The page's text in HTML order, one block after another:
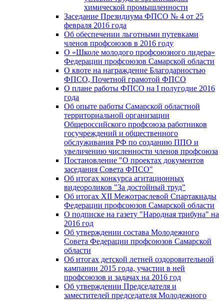
химической промышленности
Заседание Президиума ФПСО № 4 от 25
февраля 2016 года
Об обеспечении льготными путевками
членов профсоюзов в 2016 году
О «Школе молодого профсоюзного лидера»
Федерации профсоюзов Самарской области
О квоте на награждение Благодарностью
ФПСО, Почетной грамотой ФПСО
О плане работы ФПСО на I полугодие 2016
года
Об опыте работы Самарской областной
территориальной организации
Общероссийского профсоюза работников
госучреждений и общественного
обслуживания РФ по созданию ППО и
увеличению численности членов профсоюза
Постановление "О проектах документов
заседания Совета ФПСО"
Об итогах конкурса агитационных
видеороликов "За достойный труд"
Об итогах XII Межотраслевой Спартакиады
Федерации профсоюзов Самарской области
О подписке на газету "Народная трибуна" на
2016 год
Об утверждении состава Молодежного
Совета Федерации профсоюзов Самарской
области
Об итогах детской летней оздоровительной
кампании 2015 года, участии в ней
профсоюзов и задачах на 2016 год
Об утверждении Председателя и
заместителей председателя Молодежного